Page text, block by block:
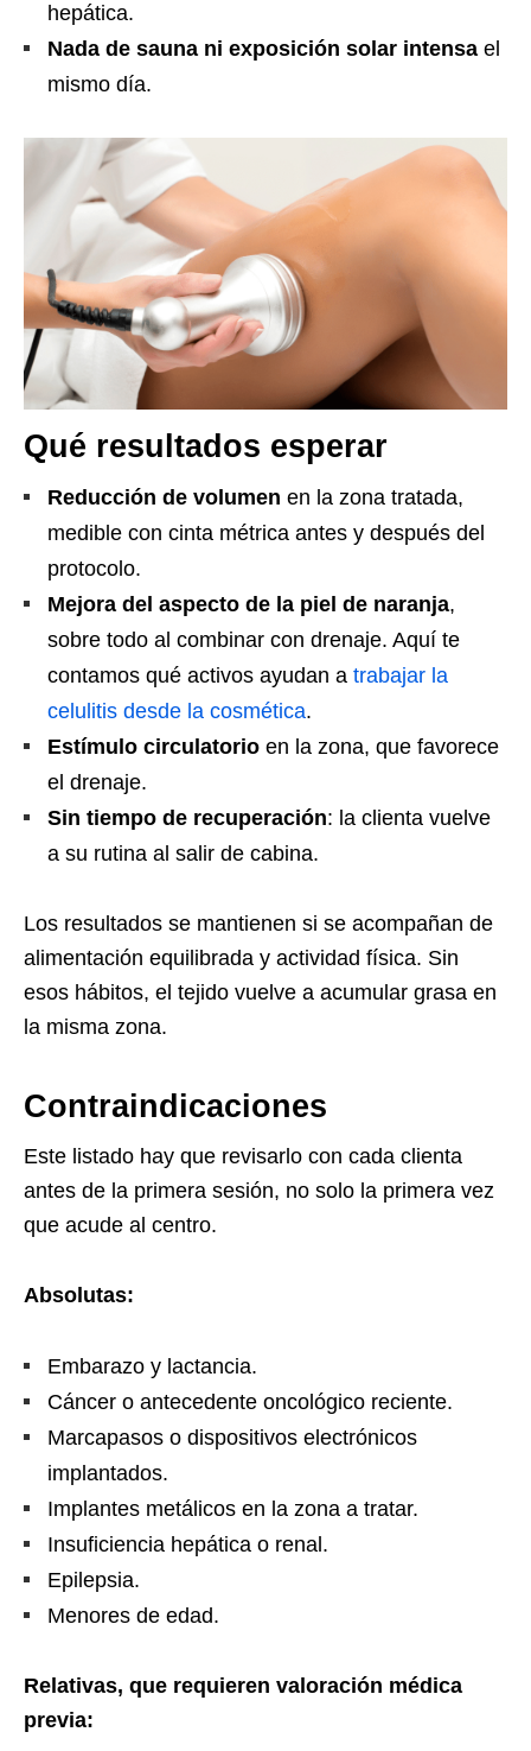
hepática.
Nada de sauna ni exposición solar intensa el
mismo día.
Qué resultados esperar
Reducción de volumen en la zona tratada,
medible con cinta métrica antes y después del
protocolo.
Mejora del aspecto de la piel de naranja,
sobre todo al combinar con drenaje. Aquí te
contamos qué activos ayudan a trabajar la
celulitis desde la cosmética.
Estímulo circulatorio en la zona, que favorece
el drenaje.
Sin tiempo de recuperación: la clienta vuelve
a su rutina al salir de cabina.
Los resultados se mantienen si se acompañan de
alimentación equilibrada y actividad física. Sin
esos hábitos, el tejido vuelve a acumular grasa en
la misma zona.
Contraindicaciones
Este listado hay que revisarlo con cada clienta
antes de la primera sesión, no solo la primera vez
que acude al centro.
Absolutas:
Embarazo y lactancia.
Cáncer o antecedente oncológico reciente.
Marcapasos o dispositivos electrónicos
implantados.
Implantes metálicos en la zona a tratar.
Insuficiencia hepática o renal.
Epilepsia.
Menores de edad.
Relativas, que requieren valoración médica
previa: